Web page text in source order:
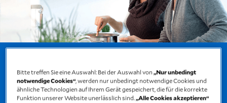
Gut versorgt, wenn es darauf ankommt.
Trinknahrungen wie Fresubin können
Bitte treffen Sie eine Auswahl: Bei der Auswahl von„Nur unbedingt
notwendige Cookies“ , werden nur unbedingt notwendige Cookies und
ähnliche Technologien auf Ihrem Gerät gespeichert, die für die korrekte
Funktion unserer Website unerlässlich sind.„Alle Cookies akzeptieren“